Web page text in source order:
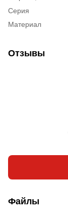
Серия
Материал
Отзывы
Файлы